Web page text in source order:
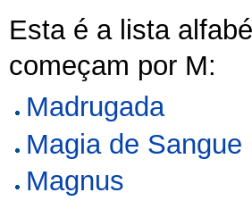
Esta é a lista
começam por M:
Madrugada
Magia de Sangue
Magnus